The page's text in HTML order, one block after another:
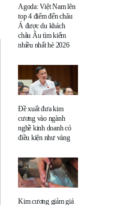
Agoda: Việt Nam lên
top 4 điểm đến châu
Á được du khách
châu Âu tìm kiếm
nhiều nhất hè 2026
Đề xuất đưa kim
cương vào ngành
nghề kinh doanh có
điều kiện như vàng
Kim cương giảm giá